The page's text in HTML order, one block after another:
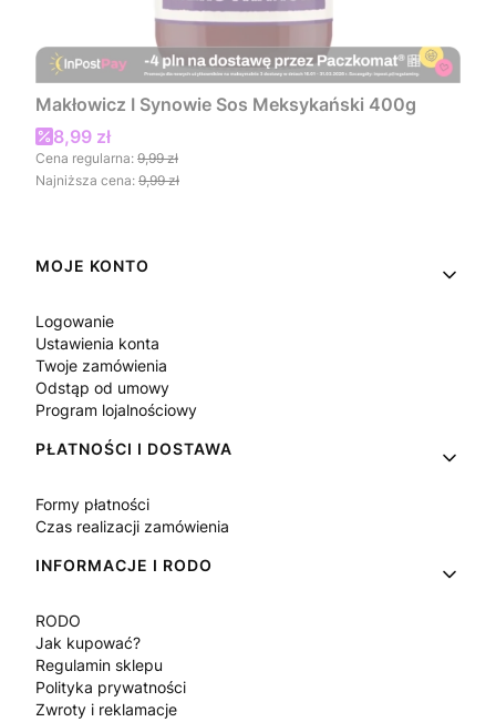
Makłowicz I Synowie Sos Meksykański 400g
Cena promocyjna
8,99 zł
Cena regularna: 9,99 zł
Najniższa cena: 9,99 zł
Linki w stopce
MOJE KONTO
Logowanie
Ustawienia konta
Twoje zamówienia
Odstąp od umowy
Program lojalnościowy
PŁATNOŚCI I DOSTAWA
Formy płatności
Czas realizacji zamówienia
INFORMACJE I RODO
RODO
Jak kupować?
Regulamin sklepu
Polityka prywatności
Zwroty i reklamacje